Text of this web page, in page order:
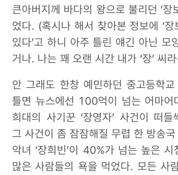
큰아버지께 바다의 왕으로 불리던 ‘장
었다. (혹시나 해서 찾아본 정보에 ‘
있다’고 하니 아주 틀린 얘긴 아닌 모
거나. 나는 꽤 오랜 시간 내가 ‘장’ 씨
안 그래도 한창 예민하던 중고등학
틀면 뉴스에선 100억이 넘는 어마어
희대의 사기꾼 ‘장영자’ 사건이 떠들
그 사건이 좀 잠잠해질 무렵 한 방송
악녀 ‘장희빈’이 40%가 넘는 높은
많은 사람들의 욕을 먹었다. 모든 사